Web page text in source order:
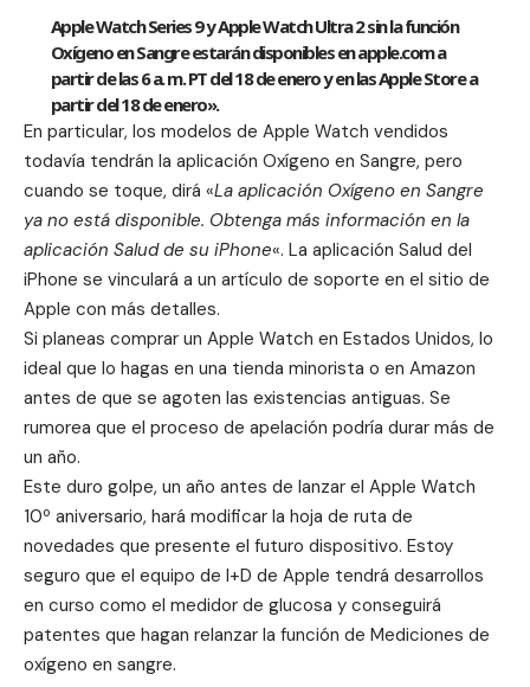
Apple Watch Series 9 y Apple Watch Ultra 2 sin la función
Oxígeno en Sangre estarán disponibles en apple.com a
partir de las 6 a. m. PT del 18 de enero y en las Apple Store a
partir del 18 de enero».
En particular, los modelos de Apple Watch vendidos
todavía tendrán la aplicación Oxígeno en Sangre, pero
cuando se toque, dirá «La aplicación Oxígeno en Sangre
ya no está disponible. Obtenga más información en la
aplicación Salud de su iPhone«. La aplicación Salud del
iPhone se vinculará a un artículo de soporte en el sitio de
Apple con más detalles.
Si planeas comprar un Apple Watch en Estados Unidos, lo
ideal que lo hagas en una tienda minorista o en Amazon
antes de que se agoten las existencias antiguas. Se
rumorea que el proceso de apelación podría durar más de
un año.
Este duro golpe, un año antes de lanzar el Apple Watch
10º aniversario, hará modificar la hoja de ruta de
novedades que presente el futuro dispositivo. Estoy
seguro que el equipo de I+D de Apple tendrá desarrollos
en curso como el medidor de glucosa y conseguirá
patentes que hagan relanzar la función de Mediciones de
oxígeno en sangre.